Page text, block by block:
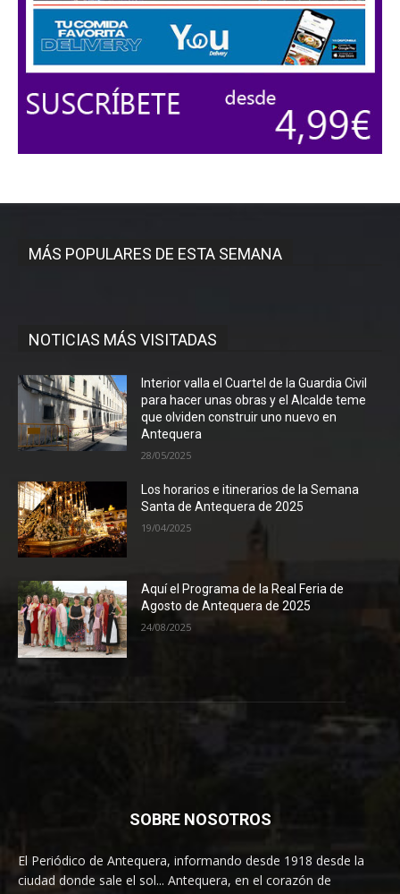
MÁS POPULARES DE ESTA SEMANA
NOTICIAS MÁS VISITADAS
Interior valla el Cuartel de la Guardia Civil
para hacer unas obras y el Alcalde teme
que olviden construir uno nuevo en
Antequera
28/05/2025
Los horarios e itinerarios de la Semana
Santa de Antequera de 2025
19/04/2025
Aquí el Programa de la Real Feria de
Agosto de Antequera de 2025
24/08/2025
SOBRE NOSOTROS
El Periódico de Antequera, informando desde 1918 desde la
ciudad donde sale el sol... Antequera, en el corazón de